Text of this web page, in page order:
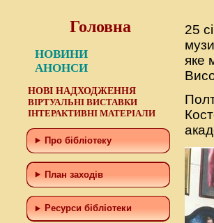
Головна
НОВИНИ
АНОНСИ
НОВІ НАДХОДЖЕННЯ
ВІРТУАЛЬНІ ВИСТАВКИ
ІНТЕРАКТИВНІ МАТЕРІАЛИ
Про бібліотеку
План заходів
Ресурси бібліотеки
25
яке